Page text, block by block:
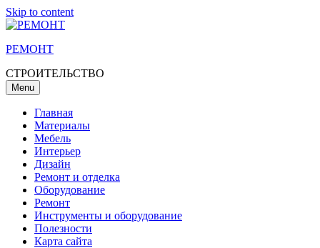
Skip to content
РЕМОНТ
СТРОИТЕЛЬСТВО
Menu
Главная
Материалы
Мебель
Интерьер
Дизайн
Ремонт и отделка
Оборудование
Ремонт
Инструменты и оборудование
Полезности
Карта сайта